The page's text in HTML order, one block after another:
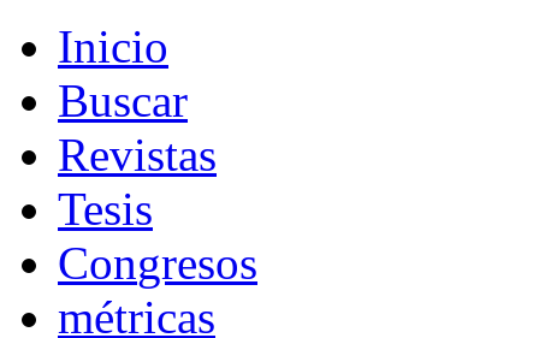
Inicio
Buscar
Revistas
Tesis
Congresos
métricas